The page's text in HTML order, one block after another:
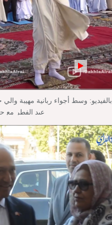
بالفيديو: وسط أجواء ربانية مهيبة
عيد الفطر مع